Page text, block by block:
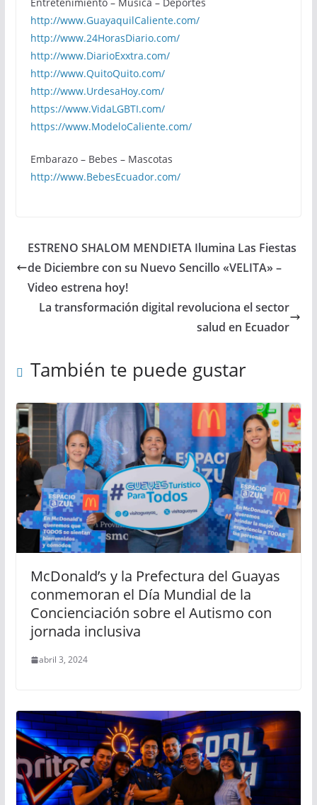
Entretenimiento – Música – Deportes
http://www.GuayaquilCaliente.com/
http://www.24HorasDiario.com/
http://www.DiarioExxtra.com/
http://www.QuitoQuito.com/
http://www.UrdesaHoy.com/
https://www.VidaLGBTI.com/
https://www.ModeloCaliente.com/
Embarazo – Bebes – Mascotas
http://www.BebesEcuador.com/
ESTRENO SHALOM MENDIETA Ilumina Las Fiestas
de Diciembre con su Nuevo Sencillo «VELITA» –
Video estrena hoy!
La transformación digital revoluciona el sector
salud en Ecuador
También te puede gustar
McDonald’s y la Prefectura del Guayas
conmemoran el Día Mundial de la
Concienciación sobre el Autismo con
jornada inclusiva
abril 3, 2024